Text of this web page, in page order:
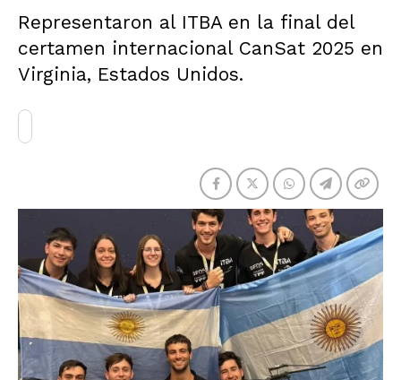
Representaron al ITBA en la final del
certamen internacional CanSat 2025 en
Virginia, Estados Unidos.